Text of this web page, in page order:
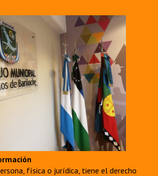
física o jurídica, tiene el derecho